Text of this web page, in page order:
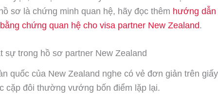
sơ là chứng minh quan hệ, hãy đọc thêm hướng dẫn
chứng quan hệ cho visa partner New Zealand.
sự trong hồ sơ partner New Zealand
quốc của New Zealand nghe có vẻ đơn giản trên
cặp đôi thường vướng bốn điểm lặp lại.